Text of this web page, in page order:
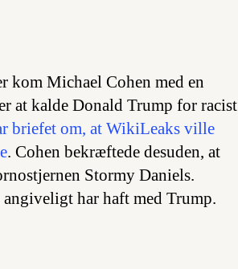
kom Michael Cohen med en
at kalde Donald Trump for racist
briefet om, at WikiLeaks ville
. Cohen bekræftede desuden, at
Stormy Daniels.
har haft med Trump.